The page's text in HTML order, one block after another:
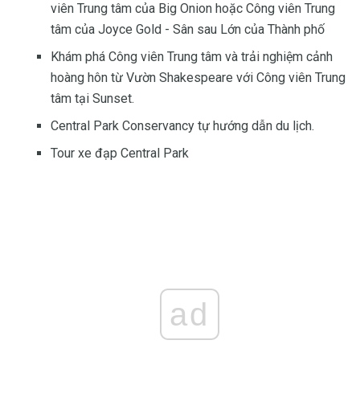
viên Trung tâm của Big Onion hoặc Công viên Trung
tâm của Joyce Gold - Sân sau Lớn của Thành phố
Khám phá Công viên Trung tâm và trải nghiệm cảnh
hoàng hôn từ Vườn Shakespeare với Công viên Trung
tâm tại Sunset.
Central Park Conservancy tự hướng dẫn du lịch.
Tour xe đạp Central Park
ad